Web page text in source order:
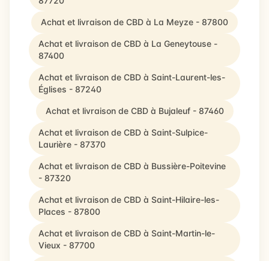
Achat et livraison de CBD à La Meyze - 87800
Achat et livraison de CBD à La Geneytouse -
87400
Achat et livraison de CBD à Saint-Laurent-les-
Églises - 87240
Achat et livraison de CBD à Bujaleuf - 87460
Achat et livraison de CBD à Saint-Sulpice-
Laurière - 87370
Achat et livraison de CBD à Bussière-Poitevine
- 87320
Achat et livraison de CBD à Saint-Hilaire-les-
Places - 87800
Achat et livraison de CBD à Saint-Martin-le-
Vieux - 87700